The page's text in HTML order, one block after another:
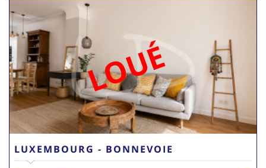
LOUÉ
LUXEMBOURG - BONNEVOIE